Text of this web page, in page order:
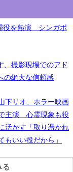
役を熱演 シンガポ
、撮影現場でのアド
の絶大な信頼感
下リオ、ホラー映画
主演 心霊現象も役
活かす「取り憑かれ
もいい役だから」